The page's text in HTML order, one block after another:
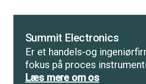
Summit Electronics
Er et handels-og
fokus på proces
Læs mere om os